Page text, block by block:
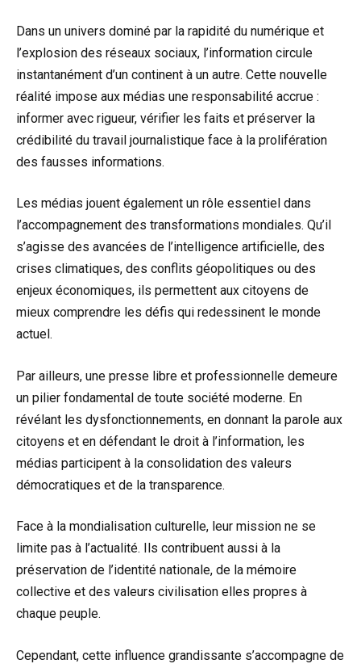
Dans un univers dominé par la rapidité du numérique et
l’explosion des réseaux sociaux, l’information circule
instantanément d’un continent à un autre. Cette nouvelle
réalité impose aux médias une responsabilité accrue :
informer avec rigueur, vérifier les faits et préserver la
crédibilité du travail journalistique face à la prolifération
des fausses informations.
Les médias jouent également un rôle essentiel dans
l’accompagnement des transformations mondiales. Qu’il
s’agisse des avancées de l’intelligence artificielle, des
crises climatiques, des conflits géopolitiques ou des
enjeux économiques, ils permettent aux citoyens de
mieux comprendre les défis qui redessinent le monde
actuel.
Par ailleurs, une presse libre et professionnelle demeure
un pilier fondamental de toute société moderne. En
révélant les dysfonctionnements, en donnant la parole aux
citoyens et en défendant le droit à l’information, les
médias participent à la consolidation des valeurs
démocratiques et de la transparence.
Face à la mondialisation culturelle, leur mission ne se
limite pas à l’actualité. Ils contribuent aussi à la
préservation de l’identité nationale, de la mémoire
collective et des valeurs civilisation elles propres à
chaque peuple.
Cependant, cette influence grandissante s’accompagne de